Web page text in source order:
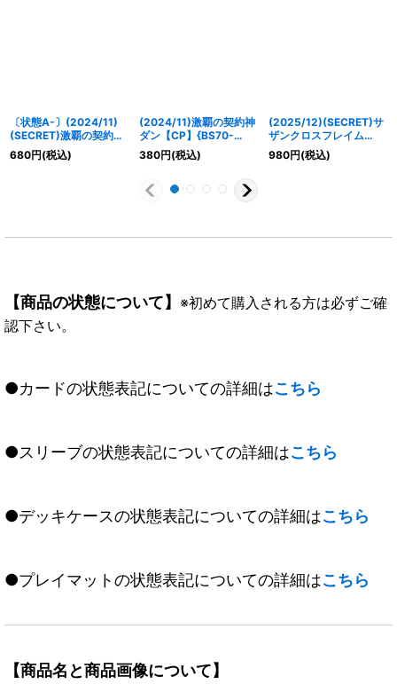
〔状態A-〕(2024/11)
(SECRET)激覇の契約神
ダン【CP-SEC】
{BS70-CP01}《赤》
680円(税込)
(2024/11)激覇の契約神
ダン【CP】{BS70-
CP01}《赤》
380円(税込)
(2025/12)(SECRET)サ
ザンクロスフレイム
LT【M-SEC】{BSC50-
040}《赤》
980円(税込)
【商品の状態について】 ※初めて購入される方は必ずご確
認下さい。
●カードの状態表記についての詳細はこちら
●スリーブの状態表記についての詳細はこちら
●デッキケースの状態表記についての詳細はこちら
●プレイマットの状態表記についての詳細はこちら
【商品名と商品画像について】